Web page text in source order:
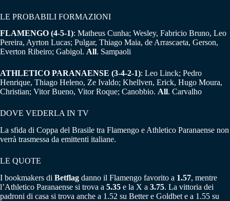
LE PROBABILI FORMAZIONI
FLAMENGO (4-5-1): Matheus Cunha; Wesley, Fabricio Bruno, Leo
Pereira, Ayrton Lucas; Pulgar, Thiago Maia, de Arrascaeta, Gerson,
Everton Ribeiro; Gabigol. All. Sampaoli
ATHLETICO PARANAENSE (3-4-2-1): Leo Linck; Pedro
Henrique, Thiago Heleno, Ze Ivaldo; Khellven, Erick, Hugo Moura,
Christian; Vitor Bueno, Vitor Roque; Canobbio. All. Carvalho
DOVE VEDERLA IN TV
La sfida di Coppa del Brasile tra Flamengo e Athletico Paranaense non
verrà trasmessa da emittenti italiane.
LE QUOTE
I bookmakers di Betflag danno il Flamengo favorito a 1.57, mentre
l’Athletico Paranaense si trova a 5.35 e la X a 3.75. La vittoria dei
padroni di casa si trova anche a 1.52 su Better e Goldbet e a 1.55 su